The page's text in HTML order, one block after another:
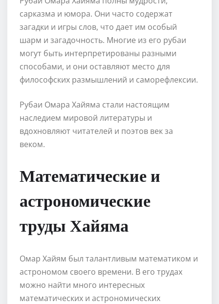
сарказма и юмора. Они часто содержат
загадки и игры слов, что дает им особый
шарм и загадочность. Многие из его рубаи
могут быть интерпретированы разными
способами, и они оставляют место для
философских размышлений и саморефлексии.
Рубаи Омара Хайяма стали настоящим
наследием мировой литературы и
вдохновляют читателей и поэтов век за
веком.
Математические и
астрономические
труды Хайяма
Омар Хайям был талантливым математиком и
астрономом своего времени. В его трудах
можно найти много интересных
математических и астрономических